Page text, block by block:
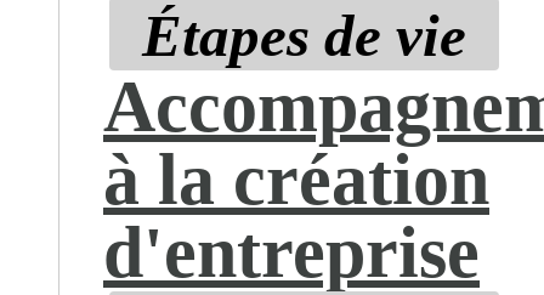
Étapes de vie
à la création
d'entreprise